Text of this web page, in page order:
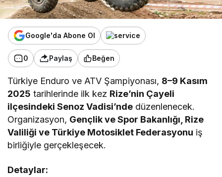
Google'da Abone Ol
0 Paylaş Beğen
Türkiye Enduro ve ATV Şampiyonası, 8–9 Kasım
2025 tarihlerinde ilk kez Rize’nin Çayeli
ilçesindeki Senoz Vadisi’nde düzenlenecek.
Organizasyon, Gençlik ve Spor Bakanlığı, Rize
Valiliği ve Türkiye Motosiklet Federasyonu iş
birliğiyle gerçekleşecek.
Detaylar: